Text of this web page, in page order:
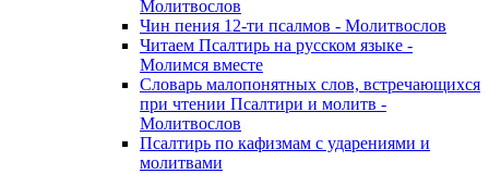
Молитвослов
Чин пения 12-ти псалмов - Молитвослов
Читаем Псалтирь на русском языке -
Молимся вместе
Словарь малопонятных слов, встречающихся
при чтении Псалтири и молитв -
Молитвослов
Псалтирь по кафизмам с ударениями и
молитвами